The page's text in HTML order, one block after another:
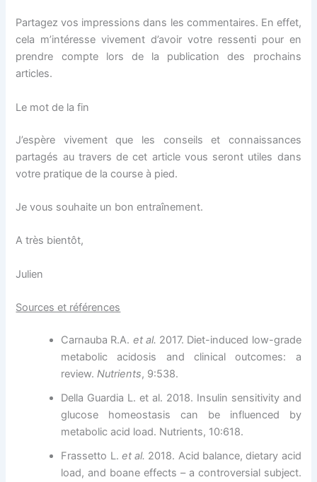
Partagez vos impressions dans les commentaires. En effet,
cela m’intéresse vivement d’avoir votre ressenti pour en
prendre compte lors de la publication des prochains
articles.
Le mot de la fin
J’espère vivement que les conseils et connaissances
partagés au travers de cet article vous seront utiles dans
votre pratique de la course à pied.
Je vous souhaite un bon entraînement.
A très bientôt,
Julien
Sources et références
Carnauba R.A. et al. 2017. Diet-induced low-grade
metabolic acidosis and clinical outcomes: a
review.Nutrients, 9:538.
Della Guardia L. et al. 2018. Insulin sensitivity and
glucose homeostasis can be influenced by
metabolic acid load. Nutrients, 10:618.
Frassetto L. et al. 2018. Acid balance, dietary acid
load, and boane effects – a controversial subject.